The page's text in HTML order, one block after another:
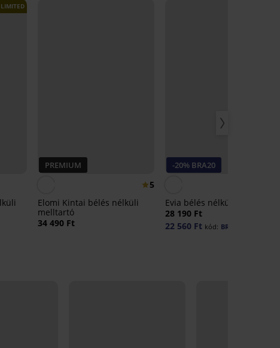
LIMITED
PREMIUM
5
Elomi Kintai bélés nélküli
melltartó
34 490 Ft
-20% BRA20
Evia bélés nélküli melltartó
28 190 Ft
22 560 Ft kód: BRA20